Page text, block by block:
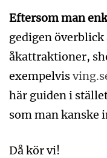
Eftersom man
gedigen överblick
åkattraktioner,
exempelvis
här guiden i
som man kanske
Då kör vi!